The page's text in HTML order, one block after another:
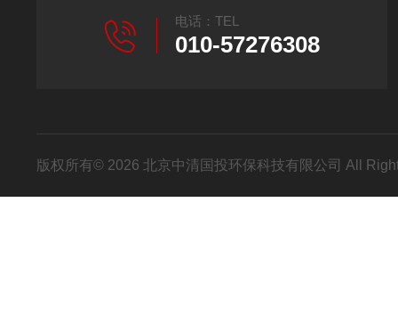
电话：TEL
010-57276308
版权所有© 2026 北京中清国投环保科技有限公司 All